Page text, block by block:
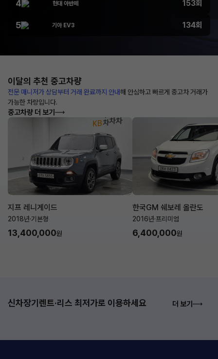
4 현대 아반떼 153회
5 기아 EV3 134회
이달의 추천 중고차량
전문 매니저가 상담부터 거래 완료까지 안내해 안심하고 빠르게 중고차 거래가
가능한 차량입니다.
중고차량 더 보기
지프 레니게이드
2018년·기본형
13,400,000원
한국GM 쉐보레 올란도
2016년·프리미엄
6,400,000원
신차장기렌트·리스 최저가로 이용하세요 더 보기